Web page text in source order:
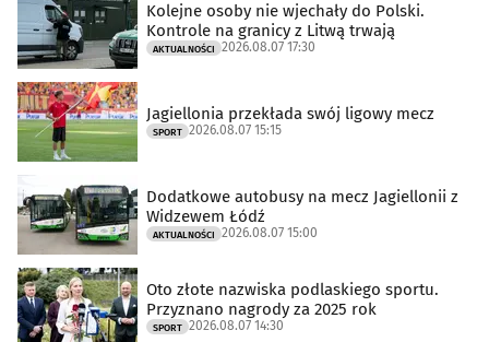
Kolejne osoby nie wjechały do Polski.
Kontrole na granicy z Litwą trwają
AKTUALNOŚCI 2026.08.07 17:30
Jagiellonia przekłada swój ligowy mecz
SPORT 2026.08.07 15:15
Dodatkowe autobusy na mecz Jagiellonii z
Widzewem Łódź
AKTUALNOŚCI 2026.08.07 15:00
Oto złote nazwiska podlaskiego sportu.
Przyznano nagrody za 2025 rok
SPORT 2026.08.07 14:30